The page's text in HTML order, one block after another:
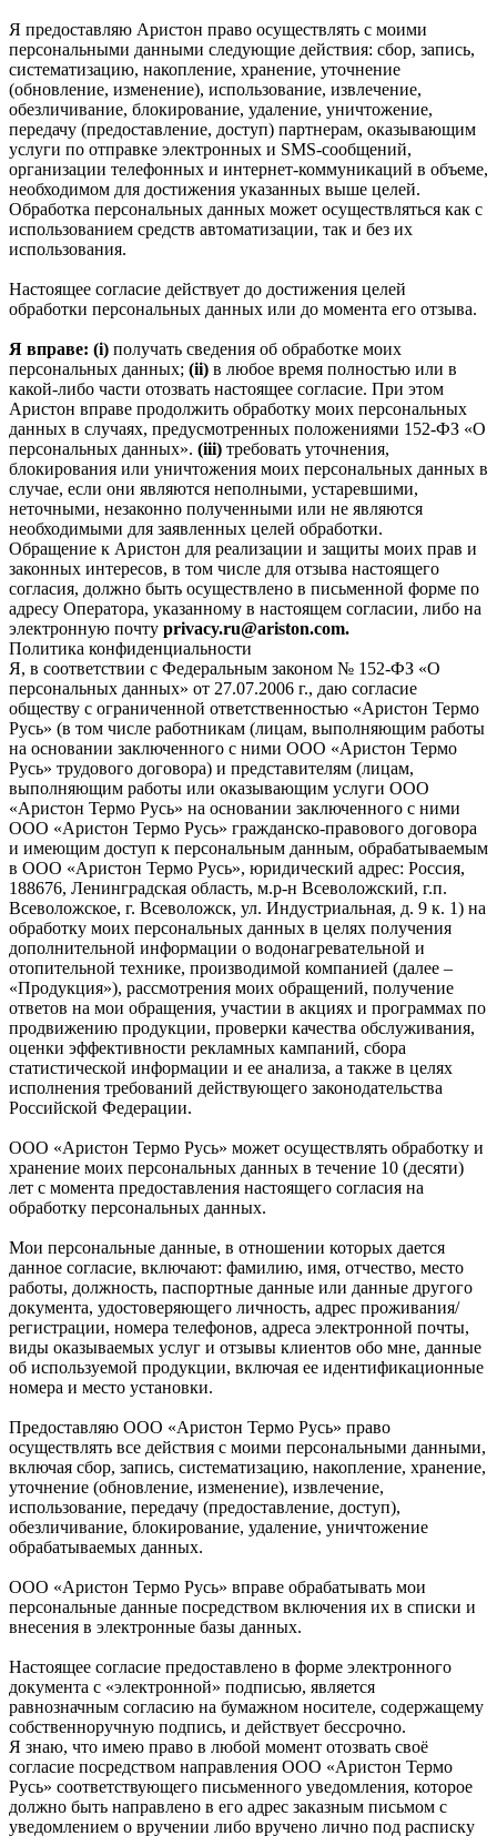
Я предоставляю Аристон право осуществлять с моими
персональными данными следующие действия: сбор, запись,
систематизацию, накопление, хранение, уточнение
(обновление, изменение), использование, извлечение,
обезличивание, блокирование, удаление, уничтожение,
передачу (предоставление, доступ) партнерам, оказывающим
услуги по отправке электронных и SMS‑сообщений,
организации телефонных и интернет‑коммуникаций в объеме,
необходимом для достижения указанных выше целей.
Обработка персональных данных может осуществляться как с
использованием средств автоматизации, так и без их
использования.
Настоящее согласие действует до достижения целей
обработки персональных данных или до момента его отзыва.
Я вправе: (i) получать сведения об обработке моих
персональных данных; (ii) в любое время полностью или в
какой-либо части отозвать настоящее согласие. При этом
Аристон вправе продолжить обработку моих персональных
данных в случаях, предусмотренных положениями 152-ФЗ «О
персональных данных». (iii) требовать уточнения,
блокирования или уничтожения моих персональных данных в
случае, если они являются неполными, устаревшими,
неточными, незаконно полученными или не являются
необходимыми для заявленных целей обработки.
Обращение к Аристон для реализации и защиты моих прав и
законных интересов, в том числе для отзыва настоящего
согласия, должно быть осуществлено в письменной форме по
адресу Оператора, указанному в настоящем согласии, либо на
электронную почту privacy.ru@ariston.com.
Политика конфиденциальности
Я, в соответствии с Федеральным законом № 152-ФЗ «О
персональных данных» от 27.07.2006 г., даю согласие
обществу с ограниченной ответственностью «Аристон Термо
Русь» (в том числе работникам (лицам, выполняющим работы
на основании заключенного с ними ООО «Аристон Термо
Русь» трудового договора) и представителям (лицам,
выполняющим работы или оказывающим услуги ООО
«Аристон Термо Русь» на основании заключенного с ними
ООО «Аристон Термо Русь» гражданско-правового договора
и имеющим доступ к персональным данным, обрабатываемым
в ООО «Аристон Термо Русь», юридический адрес: Россия,
188676, Ленинградская область, м.р-н Всеволожский, г.п.
Всеволожское, г. Всеволожск, ул. Индустриальная, д. 9 к. 1) на
обработку моих персональных данных в целях получения
дополнительной информации о водонагревательной и
отопительной технике, производимой компанией (далее –
«Продукция»), рассмотрения моих обращений, получение
ответов на мои обращения, участии в акциях и программах по
продвижению продукции, проверки качества обслуживания,
оценки эффективности рекламных кампаний, сбора
статистической информации и ее анализа, а также в целях
исполнения требований действующего законодательства
Российской Федерации.
ООО «Аристон Термо Русь» может осуществлять обработку и
хранение моих персональных данных в течение 10 (десяти)
лет с момента предоставления настоящего согласия на
обработку персональных данных.
Мои персональные данные, в отношении которых дается
данное согласие, включают: фамилию, имя, отчество, место
работы, должность, паспортные данные или данные другого
документа, удостоверяющего личность, адрес проживания/
регистрации, номера телефонов, адреса электронной почты,
виды оказываемых услуг и отзывы клиентов обо мне, данные
об используемой продукции, включая ее идентификационные
номера и место установки.
Предоставляю ООО «Аристон Термо Русь» право
осуществлять все действия с моими персональными данными,
включая сбор, запись, систематизацию, накопление, хранение,
уточнение (обновление, изменение), извлечение,
использование, передачу (предоставление, доступ),
обезличивание, блокирование, удаление, уничтожение
обрабатываемых данных.
ООО «Аристон Термо Русь» вправе обрабатывать мои
персональные данные посредством включения их в списки и
внесения в электронные базы данных.
Настоящее согласие предоставлено в форме электронного
документа с «электронной» подписью, является
равнозначным согласию на бумажном носителе, содержащему
собственноручную подпись, и действует бессрочно.
Я знаю, что имею право в любой момент отозвать своё
согласие посредством направления ООО «Аристон Термо
Русь» соответствующего письменного уведомления, которое
должно быть направлено в его адрес заказным письмом с
уведомлением о вручении либо вручено лично под расписку